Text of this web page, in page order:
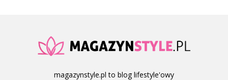
magazynstyle.pl to blog lifestyle'owy